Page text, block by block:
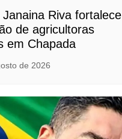
Riva fortalece
de agricultoras
em Chapada
de 2026